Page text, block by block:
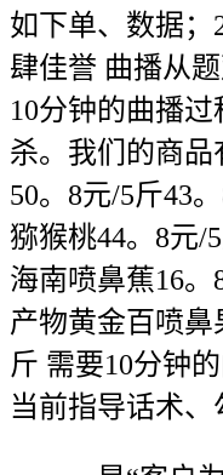
如下单、数据；
肆佳誉 曲播从
10分钟的曲播
杀。我们的商
50。8元/5斤43
猕猴桃44。8元/
海南喷鼻蕉16。
产物黄金百喷鼻
斤 需要10分钟
当前指导话术、